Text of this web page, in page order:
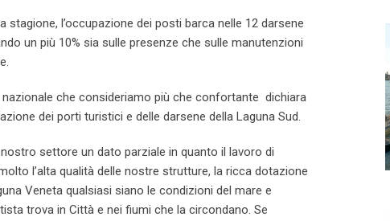
l’occupazione dei posti barca nelle 12 darsene
un più 10% sia sulle presenze che sulle manutenzioni
che consideriamo più che confortante dichiara
dei porti turistici e delle darsene della Laguna Sud.
settore un dato parziale in quanto il lavoro di
l’alta qualità delle nostre strutture, la ricca dotazione
Veneta qualsiasi siano le condizioni del mare e
trova in Città e nei fiumi che la circondano. Se